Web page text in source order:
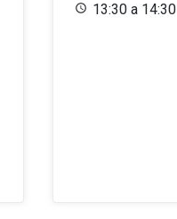
13:30 a 14:30